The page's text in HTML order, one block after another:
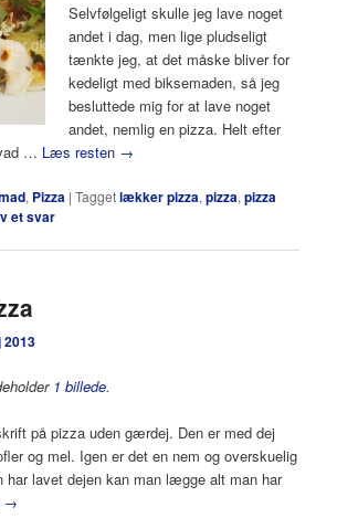
Selvfølgeligt skulle jeg lave noget
andet i dag, men lige pludseligt
tænkte jeg, at det måske bliver for
kedeligt med biksemaden, så jeg
besluttede mig for at lave noget
andet, nemlig en pizza. Helt efter
… Læs resten →
, Pizza |Taggetlækker pizza,pizza,pizza
et svar
2013
1 billede.
på pizza uden gærdej. Den er med dej
og mel. Igen er det en nem og overskuelig
har lavet dejen kan man lægge alt man har
→